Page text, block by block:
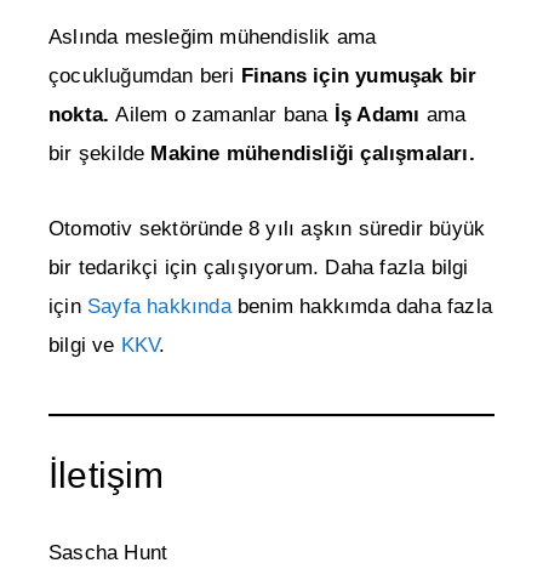
Aslında mesleğim mühendislik ama
çocukluğumdan beri Finans için yumuşak bir
nokta.Ailem o zamanlar bana İş Adamı ama
bir şekilde Makine mühendisliği çalışmaları.
Otomotiv sektöründe 8 yılı aşkın süredir büyük
bir tedarikçi için çalışıyorum. Daha fazla bilgi
için Sayfa hakkında benim hakkımda daha fazla
bilgi ve KKV.
İletişim
Sascha Hunt